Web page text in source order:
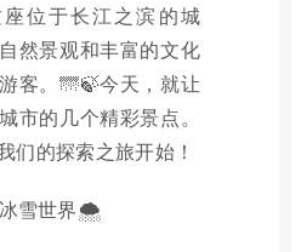
位于长江之滨的城
然景观和丰富的文化
客。🌁🍃今天，就让
市的几个精彩景点。
们的探索之旅开始！
雪世界🌨️